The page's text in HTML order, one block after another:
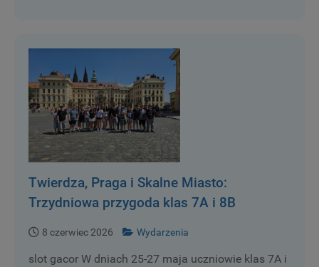
Twierdza, Praga i Skalne Miasto:
Trzydniowa przygoda klas 7A i 8B
8 czerwiec 2026 Wydarzenia
slot gacor W dniach 25-27 maja uczniowie klas 7A i